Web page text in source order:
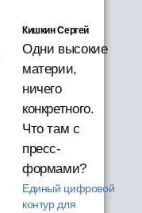
Кишкин Сергей
Одни высокие
материи,
ничего
конкретного.
Что там с
пресс-
формами?
Единый цифровой
контур для